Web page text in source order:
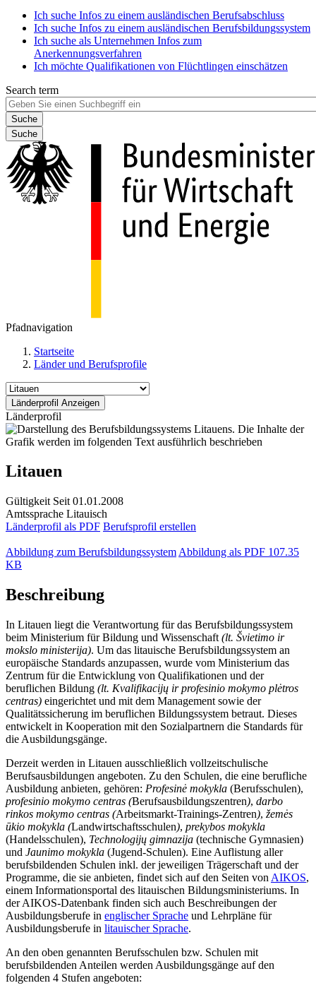
Ich suche Infos zu einem ausländischen Berufsabschluss
Ich suche Infos zu einem ausländischen Berufsbildungssystem
Ich suche als Unternehmen Infos zum
Anerkennungsverfahren
Ich möchte Qualifikationen von Flüchtlingen einschätzen
Search term
Suche
Pfadnavigation
Startseite
Länder und Berufsprofile
Länderprofil
Litauen
Gültigkeit Seit 01.01.2008
Amtssprache Litauisch
Länderprofil als PDF Berufsprofil erstellen
Abbildung zum Berufsbildungssystem Abbildung als PDF 107.35
KB
Beschreibung
In Litauen liegt die Verantwortung für das Berufsbildungssystem
beim Ministerium für Bildung und Wissenschaft (lt. Švietimo ir
mokslo ministerija). Um das litauische Berufsbildungssystem an
europäische Standards anzupassen, wurde vom Ministerium das
Zentrum für die Entwicklung von Qualifikationen und der
beruflichen Bildung (lt. Kvalifikacijų ir profesinio mokymo plėtros
centras) eingerichtet und mit dem Management sowie der
Qualitätssicherung im beruflichen Bildungssystem betraut. Dieses
entwickelt in Kooperation mit den Sozialpartnern die Standards für
die Ausbildungsgänge.
Derzeit werden in Litauen ausschließlich vollzeitschulische
Berufsausbildungen angeboten. Zu den Schulen, die eine berufliche
Ausbildung anbieten, gehören: Profesinė mokykla (Berufsschulen),
profesinio mokymo centras (Berufsausbildungszentren), darbo
rinkos mokymo centras (Arbeitsmarkt-Trainings-Zentren), žemės
ūkio mokykla (Landwirtschaftsschulen), prekybos mokykla
(Handelsschulen), Technologijų gimnazija (technische Gymnasien)
und Jaunimo mokykla (Jugend-Schulen). Eine Auflistung aller
berufsbildenden Schulen inkl. der jeweiligen Trägerschaft und der
Programme, die sie anbieten, findet sich auf den Seiten von AIKOS,
einem Informationsportal des litauischen Bildungsministeriums. In
der AIKOS-Datenbank finden sich auch Beschreibungen der
Ausbildungsberufe in englischer Sprache und Lehrpläne für
Ausbildungsberufe in litauischer Sprache.
An den oben genannten Berufsschulen bzw. Schulen mit
berufsbildenden Anteilen werden Ausbildungsgänge auf den
folgenden 4 Stufen angeboten: